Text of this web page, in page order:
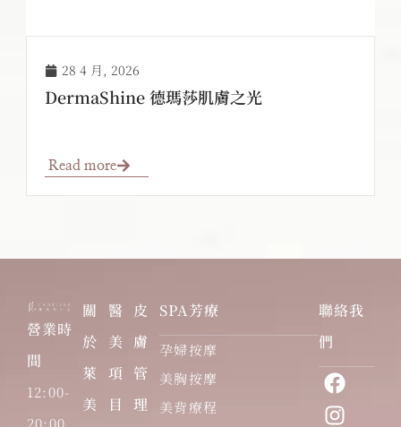
28 4 月, 2026
DermaShine 德瑪莎肌膚之光
Read more
營業時
間
12:00-
關
於
萊
美
醫
美
項
目
皮
膚
管
理
SPA芳療
孕婦按摩
美胸按摩
美背療程
聯絡我
們